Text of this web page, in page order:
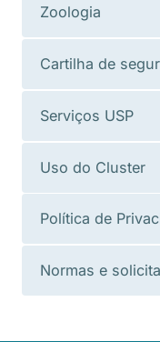
Zoologia
Cartilha de
Serviços USP
Uso do Cluster
Política de
Normas e